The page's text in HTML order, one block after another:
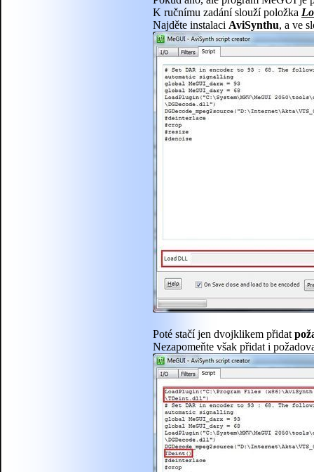
K ručnímu zadání slouží položka
Najděte instalaci AviSynthu, a ve
Poté stačí jen dvojklikem přidat
Nezapomeňte však přidat i